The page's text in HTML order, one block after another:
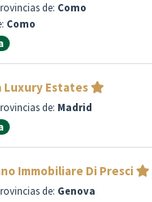
de: Como
Como
Luxury Estates
de: Madrid
Immobiliare Di Presci
de: Genova